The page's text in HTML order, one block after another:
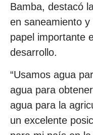
Bamba, destacó
en saneamiento
papel importante
desarrollo.
“Usamos agua
agua para
agua para la
un excelente